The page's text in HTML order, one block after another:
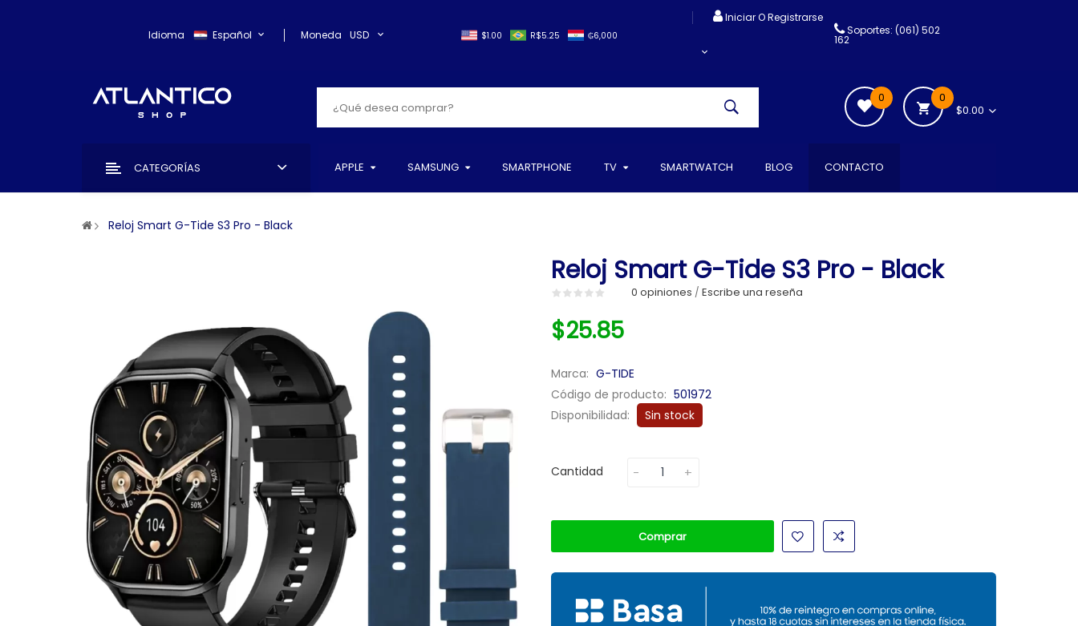
Idioma Español Moneda USD $1.00 ₲6,000
R$5.25
Iniciar O Registrarse
Soportes: (061) 502
162
0
$0.00
0
CATEGORÍAS APPLE SAMSUNG SMARTPHONE TV SMARTWATCH BLOG CONTACTO
Reloj Smart G-Tide S3 Pro - Black
Reloj Smart G-Tide S3 Pro - Black
0 opiniones / Escribe una reseña
$25.85
Marca: G-TIDE
Código de producto: 501972
Disponibilidad:
Sin stock
Cantidad
Comprar